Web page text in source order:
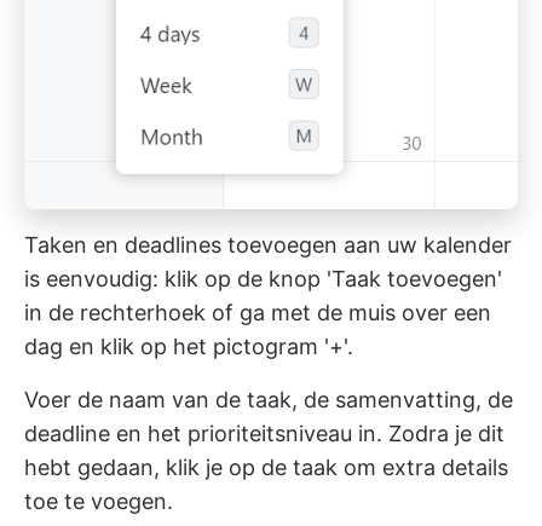
Taken en deadlines toevoegen aan uw kalender
is eenvoudig: klik op de knop 'Taak toevoegen'
in de rechterhoek of ga met de muis over een
dag en klik op het pictogram '+'.
Voer de naam van de taak, de samenvatting, de
deadline en het prioriteitsniveau in. Zodra je dit
hebt gedaan, klik je op de taak om extra details
toe te voegen.